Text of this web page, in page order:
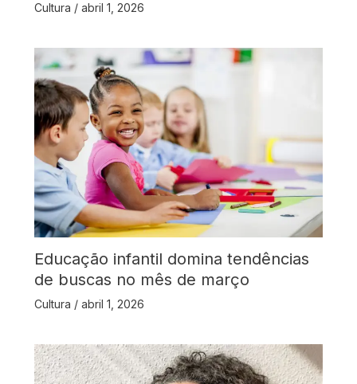
Cultura / abril 1, 2026
Educação infantil domina tendências
de buscas no mês de março
Cultura / abril 1, 2026